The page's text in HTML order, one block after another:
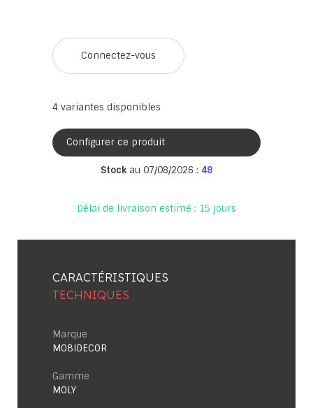
Connectez-vous
4 variantes disponibles
Configurer ce produit
Stock au 07/08/2026 : 48
Délai de livraison estimé : 15 jours
CARACTÉRISTIQUES
TECHNIQUES
Marque
MOBIDECOR
Gamme
MOLY